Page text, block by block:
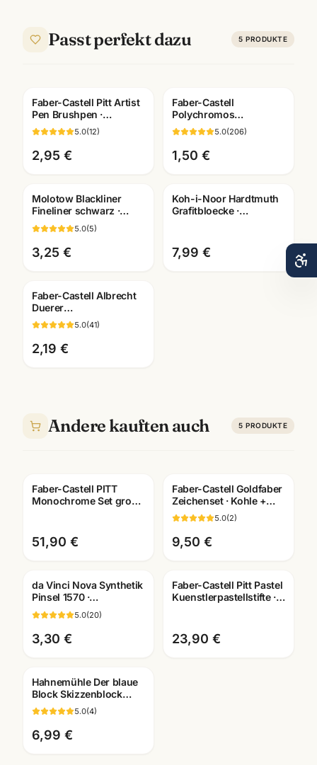
Passt perfekt dazu 5 PRODUKTE
Faber-Castell Pitt Artist
Pen Brushpen ·
pigmentiert
dokumentenecht · alle
Farben
5.0(12)
2,95 €
Faber-Castell
Polychromos
Künstlerfarbstifte ·
Einzelstift alle Farben ·
Mannheim
5.0(206)
1,50 €
Molotow Blackliner
Fineliner schwarz ·
pigmentiert +
dokumentenecht ·
Künstlerbedarf
5.0(5)
3,25 €
Koh-i-Noor Hardtmuth
Grafitbloecke ·
Mannheim
7,99 €
Faber-Castell Albrecht
Duerer
Kuenstlerfarbstift ·
Einzelstift alle Farben ·
Mannheim
5.0(41)
2,19 €
Andere kauften auch 5 PRODUKTE
Faber-Castell PITT
Monochrome Set gross
51,90 €
Faber-Castell Goldfaber
Zeichenset · Kohle +
Grafit Bleistifte ·
Künstlerbedarf
Mannheim
5.0(2)
9,50 €
da Vinci Nova Synthetik
Pinsel 1570 ·
Universalpinsel ·
Künstlerbedarf
Mannheim
5.0(20)
3,30 €
Faber-Castell Pitt Pastel
Kuenstlerpastellstifte ·
23,90 €
Hahnemühle Der blaue
Block Skizzenblock
190g · A2/A3/A4/A5 ·
Künstlerbedarf
Mannheim
5.0(4)
6,99 €